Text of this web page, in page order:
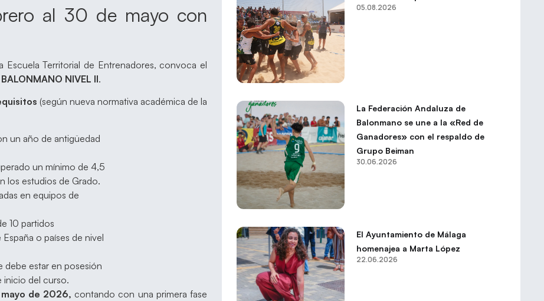
al 30 de mayo con
Territorial de Entrenadores, convoca el
NIVEL II.
(según nueva normativa académica de la
un año de antigüedad
un mínimo de 4,5
los estudios de Grado.
en equipos de
10 partidos
o países de nivel
debe estar en posesión
inicio del curso.
de 2026, contando con una primera fase
05.08.2026
La Federación Andaluza de
Balonmano se une a la «Red de
Ganadores» con el respaldo de
Grupo Beiman
30.06.2026
El Ayuntamiento de Málaga
homenajea a Marta López
22.06.2026